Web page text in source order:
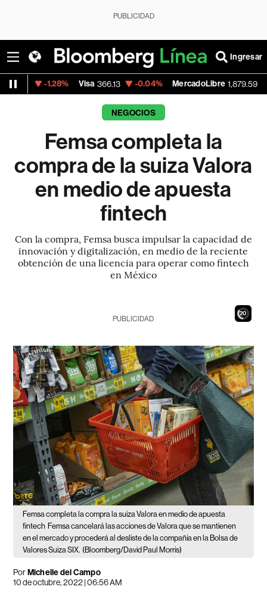
PUBLICIDAD
Ingresar
Visa 366.13 -0.04% MercadoLibre 1,879.59 -0.25%
NEGOCIOS
Femsa completa la
compra de la suiza Valora
en medio de apuesta
fintech
Con la compra, Femsa busca impulsar la capacidad de
innovación y digitalización, en medio de la reciente
obtención de una licencia para operar como fintech
en México
18
PUBLICIDAD
Femsa completa la compra la suiza Valora en medio de apuesta
fintech Femsa cancelará las acciones de Valora que se mantienen
en el mercado y procederá al desliste de la compañía en la Bolsa de
Valores Suiza SIX. (Bloomberg/David Paul Morris)
PorMichelle del Campo
10 de octubre, 2022 | 06:56 AM